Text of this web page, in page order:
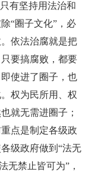
有坚持用法治和
“圈子文化”，必
依法治腐就是把
要搞腐败，都要
使进了圈子，也
权为民所用、权
就无需进圈子；
点是制定各级政
级政府做到“法无
无禁止皆可为”，